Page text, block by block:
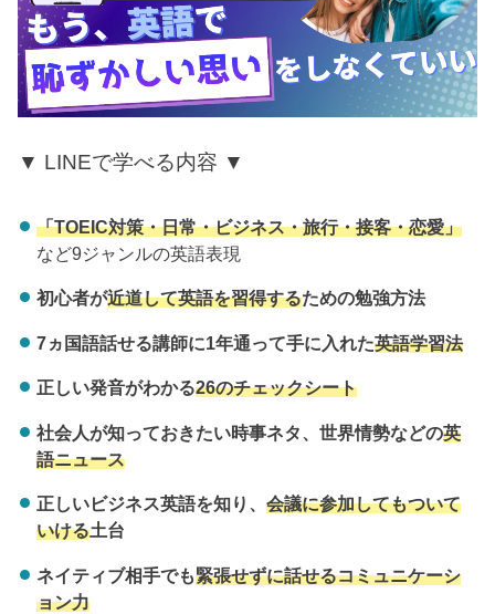
▼ LINEで学べる内容 ▼
「TOEIC対策・日常・ビジネス・旅行・接客・恋愛」
など9ジャンルの英語表現
初心者が近道して英語を習得するための勉強方法
7ヵ国語話せる講師に1年通って手に入れた英語学習法
正しい発音がわかる26のチェックシート
社会人が知っておきたい時事ネタ、世界情勢などの英
語ニュース
正しいビジネス英語を知り、 会議に参加してもついて
いける土台
ネイティブ相手でも緊張せずに話せるコミュニケーシ
ョン力